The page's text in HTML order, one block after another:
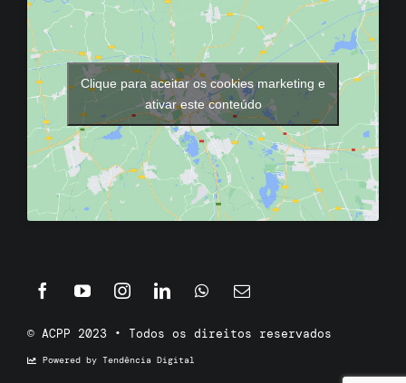
Clique para aceitar os cookies marketing e
ativar este conteúdo
© ACPP 2023 • Todos os direitos reservados
Powered by Tendência Digital